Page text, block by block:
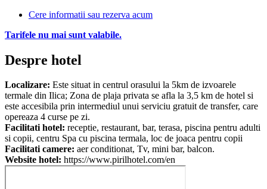
Cere informatii sau rezerva acum
Tarifele nu mai sunt valabile.
Despre hotel
Localizare: Este situat in centrul orasului la 5km de izvoarele
termale din Ilica; Zona de plaja privata se afla la 3,5 km de hotel si
este accesibila prin intermediul unui serviciu gratuit de transfer, care
opereaza 4 curse pe zi.
Facilitati hotel: receptie, restaurant, bar, terasa, piscina pentru adulti
si copii, centru Spa cu piscina termala, loc de joaca pentru copii
Facilitati camere: aer conditionat, Tv, mini bar, balcon.
Website hotel: https://www.pirilhotel.com/en